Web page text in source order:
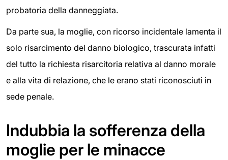
probatoria della danneggiata.
Da parte sua, la moglie, con ricorso incidentale lamenta il
solo risarcimento del danno biologico, trascurata infatti
del tutto la richiesta risarcitoria relativa al danno morale
e alla vita di relazione, che le erano stati riconosciuti in
sede penale.
Indubbia la sofferenza della
moglie per le minacce